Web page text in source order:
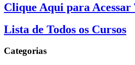
Clique Aqui para Acessar
Lista de Todos os Cursos
Categorias